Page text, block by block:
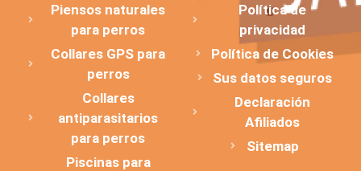
Piensos naturales
para perros
Collares GPS para
perros
Collares
antiparasitarios
para perros
Piscinas para
Política de
privacidad
Política de Cookies
Sus datos seguros
Declaración
Afiliados
Sitemap